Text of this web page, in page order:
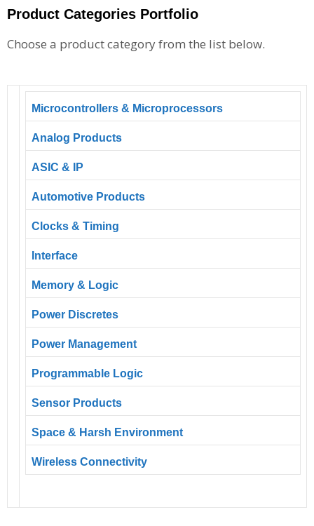
Product Categories Portfolio
Choose a product category from the list below.
Microcontrollers & Microprocessors
Analog Products
ASIC & IP
Automotive Products
Clocks & Timing
Interface
Memory & Logic
Power Discretes
Power Management
Programmable Logic
Sensor Products
Space & Harsh Environment
Wireless Connectivity